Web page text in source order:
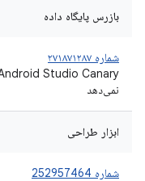
بازرس پایگاه داده
شماره ۲۷۱۸۷۱۲۸۷
نمی‌دهد
ابزار طراحی
شماره 252957464